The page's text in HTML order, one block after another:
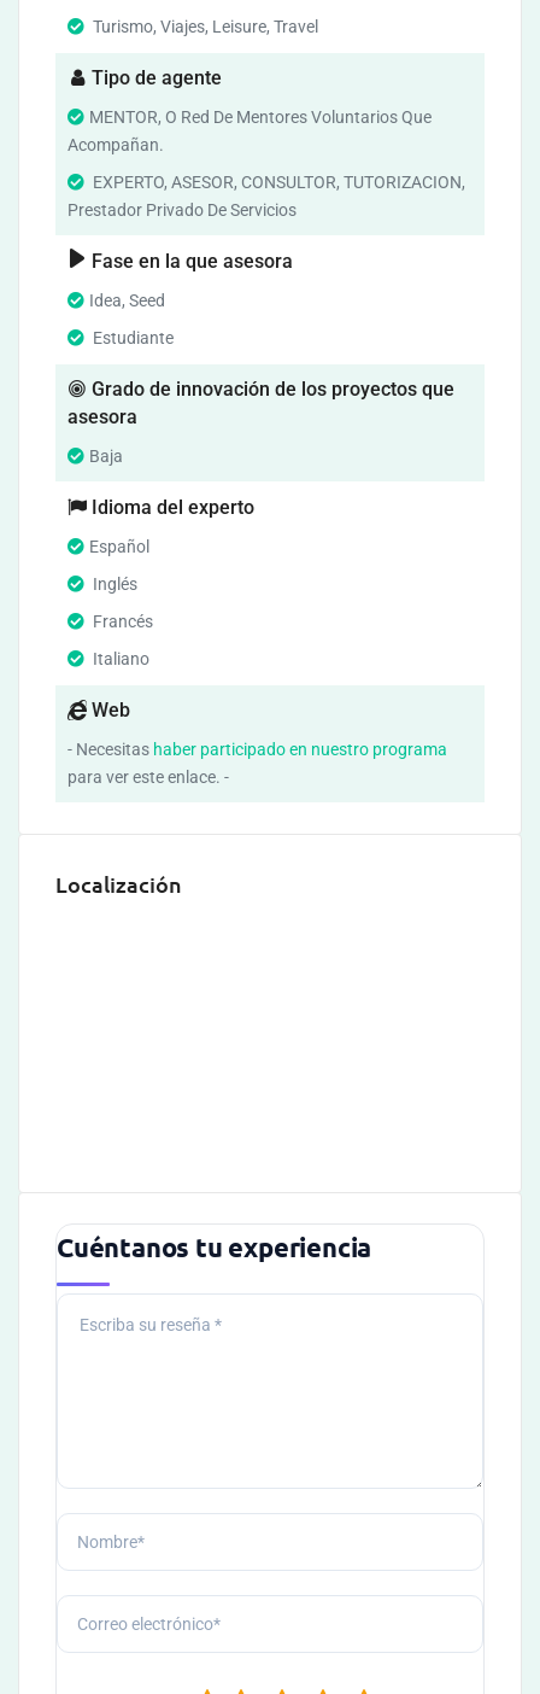
Turismo, Viajes, Leisure, Travel
Tipo de agente
MENTOR, O Red De Mentores Voluntarios Que
Acompañan.
EXPERTO, ASESOR, CONSULTOR, TUTORIZACION,
Prestador Privado De Servicios
Fase en la que asesora
Idea, Seed
Estudiante
Grado de innovación de los proyectos que
asesora
Baja
Idioma del experto
Español
Inglés
Francés
Italiano
Web
- Necesitas haber participado en nuestro programa
para ver este enlace. -
Localización
Cuéntanos tu experiencia